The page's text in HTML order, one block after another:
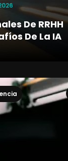
De RRHH
De La IA